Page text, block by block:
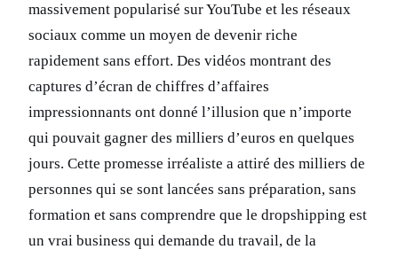
massivement popularisé sur YouTube et les réseaux
sociaux comme un moyen de devenir riche
rapidement sans effort. Des vidéos montrant des
captures d’écran de chiffres d’affaires
impressionnants ont donné l’illusion que n’importe
qui pouvait gagner des milliers d’euros en quelques
jours. Cette promesse irréaliste a attiré des milliers de
personnes qui se sont lancées sans préparation, sans
formation et sans comprendre que le dropshipping est
un vrai business qui demande du travail, de la